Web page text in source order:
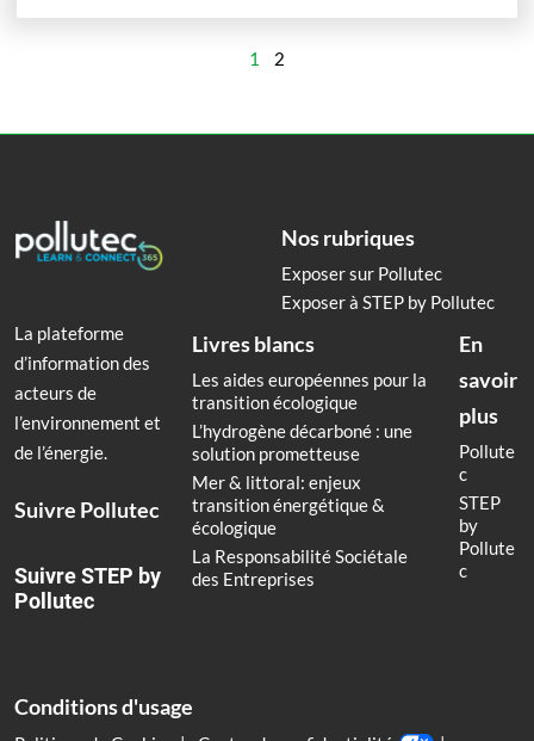
1 2
La plateforme
d’information des
acteurs de
l’environnement et
de l’énergie.
Suivre Pollutec
Suivre STEP by
Pollutec
Nos rubriques
Exposer sur Pollutec
Exposer à STEP by Pollutec
Livres blancs
Les aides européennes pour la
transition écologique
L’hydrogène décarboné : une
solution prometteuse
Mer & littoral: enjeux
transition énergétique &
écologique
La Responsabilité Sociétale
des Entreprises
En
savoir
plus
Pollute
c
STEP
by
Pollute
c
Conditions d'usage